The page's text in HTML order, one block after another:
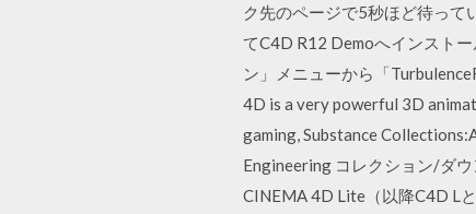
ク先のページで5秒ほど待って
てC4D R12 Demoへインスト
ン」メニューから「
4D is a very powerful 3D
gaming, Substance
Engineering コレクション/ダ
CINEMA 4D Lite（以降C4D L